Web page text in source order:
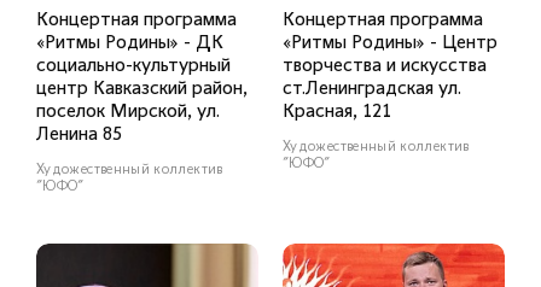
Концертная программа
«Ритмы Родины» - ДК
социально-культурный
центр Кавказский район,
поселок Мирской, ул.
Ленина 85
Художественный коллектив
"ЮФО"
Концертная программа
«Ритмы Родины» - Центр
творчества и искусства
ст.Ленинградская ул.
Красная, 121
Художественный коллектив
"ЮФО"